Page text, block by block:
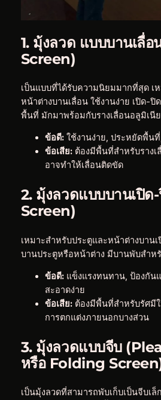
1. มุ้งลวด แบบบานเลื่
Screen)
เป็นแบบที่ได้รับความนิยมมากที่สุด เ
หน้าต่างบานเลื่อน ใช้งานง่าย เปิด-ปิ
พื้นที่ มักมาพร้อมกับรางเลื่อนอลูมิเนี
ข้อดี:ใช้งานง่าย, ประหยัดพื้น
ข้อเสีย:ต้องมีพื้นที่สำหรับรางเ
อาจทำให้เลื่อนติดขัด
2. มุ้งลวดแบบบานเปิ
Screen)
เหมาะสำหรับประตูและหน้าต่างบาน
บานประตูหรือหน้าต่าง มีบานพับสำห
ข้อดี:แข็งแรงทนทาน, ป้องกัน
สะอาดง่าย
ข้อเสีย:ต้องมีพื้นที่สำหรับรัศมีใ
การตกแต่งภายนอกบางส่วน
3. มุ้งลวดแบบจีบ
หรือ Folding
เป็นมุ้งลวดที่สามารถพับเก็บเป็นจีบเล็